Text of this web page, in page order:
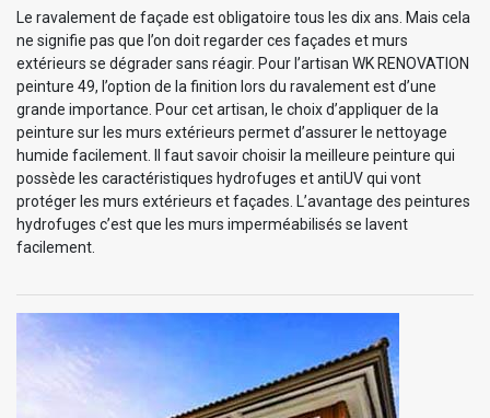
Le ravalement de façade est obligatoire tous les dix ans. Mais cela
ne signifie pas que l’on doit regarder ces façades et murs
extérieurs se dégrader sans réagir. Pour l’artisan WK RENOVATION
peinture 49, l’option de la finition lors du ravalement est d’une
grande importance. Pour cet artisan, le choix d’appliquer de la
peinture sur les murs extérieurs permet d’assurer le nettoyage
humide facilement. Il faut savoir choisir la meilleure peinture qui
possède les caractéristiques hydrofuges et antiUV qui vont
protéger les murs extérieurs et façades. L’avantage des peintures
hydrofuges c’est que les murs imperméabilisés se lavent
facilement.